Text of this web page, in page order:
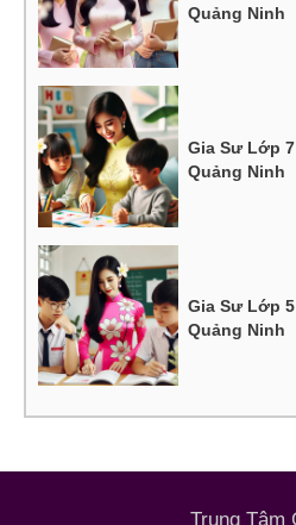
Quảng Ninh
Gia Sư Lớp
Quảng Ninh
Gia Sư Lớp
Quảng Ninh
Trung Tâm